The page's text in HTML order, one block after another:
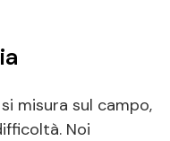
misura sul campo,
Noi